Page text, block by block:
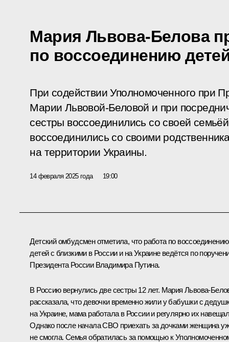
Мария Львова-Белова
по воссоединению
При содействии Уполномоченного при
Марии Львовой-Беловой и при
сестры воссоединились со своей
воссоединились со своими
на территории Украины.
14 февраля 2025 года 19:00
Детский омбудсмен отметила, что работа по воссоединению
детей с близкими в России и на Украине ведётся по
Президента России Владимира Путина.
В Россию вернулись две сестры 12 лет. Мария Львова-
рассказала, что девочки временно жили у бабушки с
на Украине, мама работала в России и регулярно их
Однако после начала СВО приехать за дочками женщина
не смогла. Семья обратилась за помощью к